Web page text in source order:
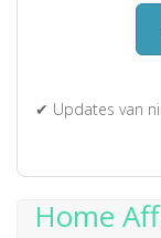
✔ Updates van
Home